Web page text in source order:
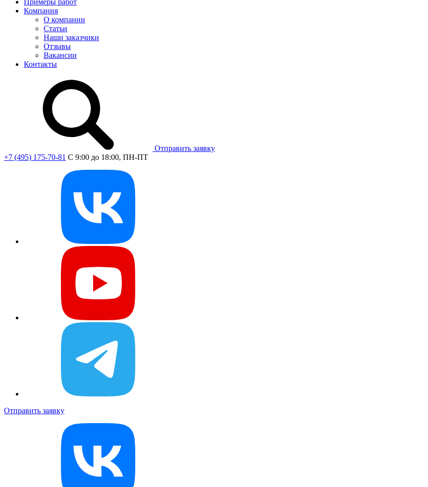
Компания
О компании
Статьи
Наши заказчики
Отзывы
Вакансии
Контакты
Отправить заявку
+7 (495) 175-70-81 C 9:00 до 18:00, ПН-ПТ
Отправить заявку